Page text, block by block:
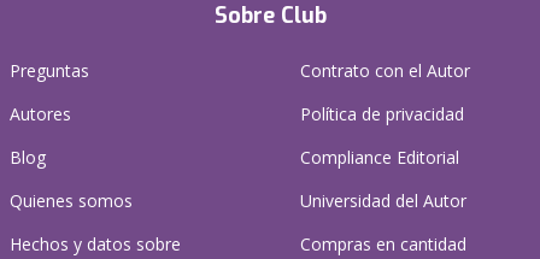
Sobre Club
Preguntas
Autores
Blog
Quienes somos
Hechos y datos sobre
Contrato con el Autor
Política de privacidad
Compliance Editorial
Universidad del Autor
Compras en cantidad